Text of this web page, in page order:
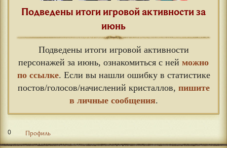
Подведены итоги игровой активности за
июнь
Подведены итоги игровой активности
персонажей за июнь, ознакомиться с ней можно
по ссылке. Если вы нашли ошибку в статистике
постов/голосов/начислений кристаллов, пишите
в личные сообщения.
0 Профиль